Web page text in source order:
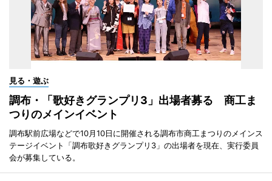
見る・遊ぶ
調布・「歌好きグランプリ3」出場者募る 商工ま
つりのメインイベント
調布駅前広場などで10月10日に開催される調布市商工まつりのメインス
テージイベント「調布歌好きグランプリ3」の出場者を現在、実行委員
会が募集している。